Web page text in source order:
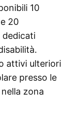
10
20
dedicati
attivi ulteriori
presso le
zona